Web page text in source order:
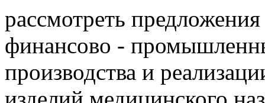
рассмотреть
финансово -
производства и